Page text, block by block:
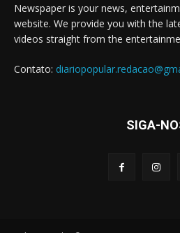
Newspaper is your news,
website. We provide you with the
videos straight from the
Contato:
SIGA-